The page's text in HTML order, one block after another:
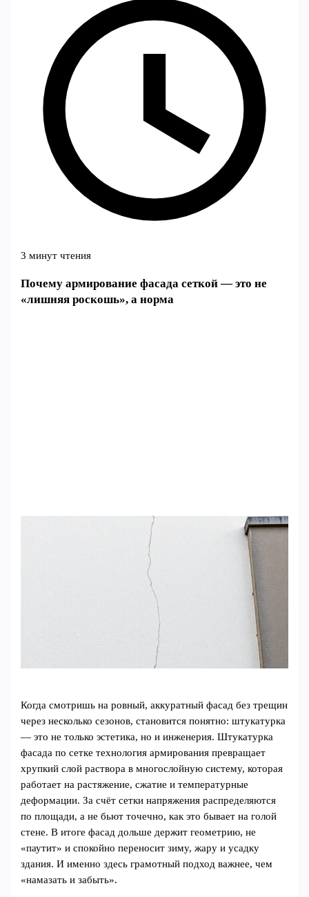
3 минут чтения
Почему армирование фасада сеткой — это не
«лишняя роскошь», а норма
Когда смотришь на ровный, аккуратный фасад без трещин
через несколько сезонов, становится понятно: штукатурка
— это не только эстетика, но и инженерия. Штукатурка
фасада по сетке технология армирования превращает
хрупкий слой раствора в многослойную систему, которая
работает на растяжение, сжатие и температурные
деформации. За счёт сетки напряжения распределяются
по площади, а не бьют точечно, как это бывает на голой
стене. В итоге фасад дольше держит геометрию, не
«паутит» и спокойно переносит зиму, жару и усадку
здания. И именно здесь грамотный подход важнее, чем
«намазать и забыть».